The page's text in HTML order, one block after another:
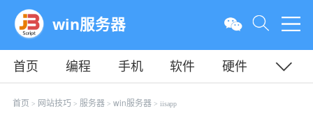
win服务器
首页 编程 手机 软件
硬件
教程
平面 服务器
首页 > 网站技巧 > 服务器> win服务器> iisapp